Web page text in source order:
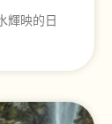
輝映的日